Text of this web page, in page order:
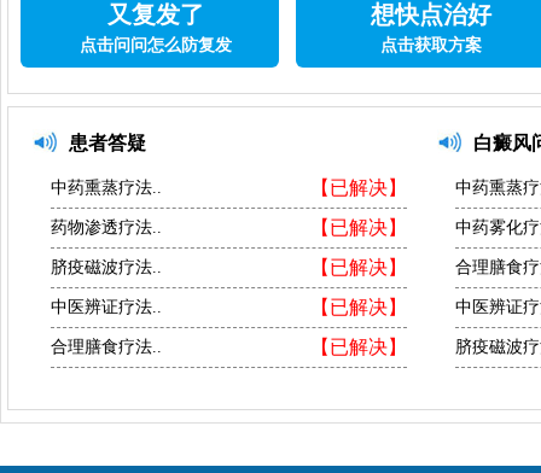
又复发了
点击问问怎么防复发
想快点治好
点击获取方案
患者答疑
【已解决】
中药熏蒸疗法..
【已解决】
药物渗透疗法..
【已解决】
脐疫磁波疗法..
【已解决】
中医辨证疗法..
【已解决】
合理膳食疗法..
白癜风
中药熏蒸
中药雾化
合理膳食
中医辨证
脐疫磁波